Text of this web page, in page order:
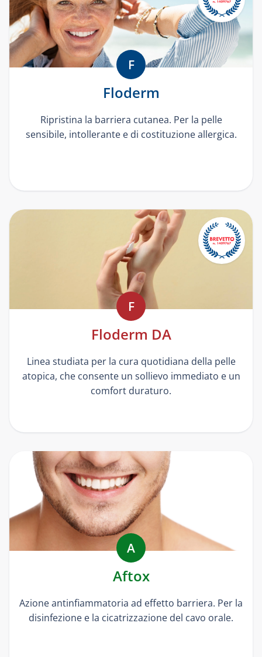
F
Floderm
Ripristina la barriera cutanea. Per la pelle
sensibile, intollerante e di costituzione allergica.
F
Floderm DA
Linea studiata per la cura quotidiana della pelle
atopica, che consente un sollievo immediato e un
comfort duraturo.
A
Aftox
Azione antinfiammatoria ad effetto barriera. Per la
disinfezione e la cicatrizzazione del cavo orale.